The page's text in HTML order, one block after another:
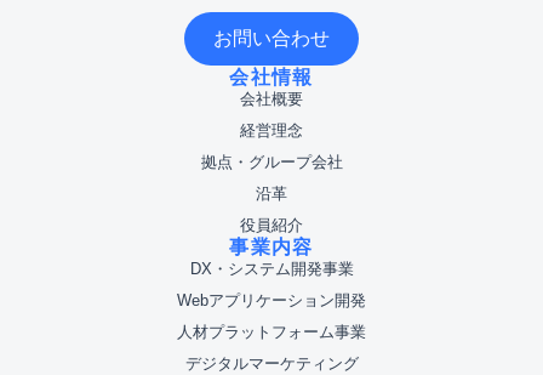
お問い合わせ
会社情報
会社概要
経営理念
拠点・グループ会社
沿革
役員紹介
事業内容
DX・システム開発事業
Webアプリケーション開発
人材プラットフォーム事業
デジタルマーケティング